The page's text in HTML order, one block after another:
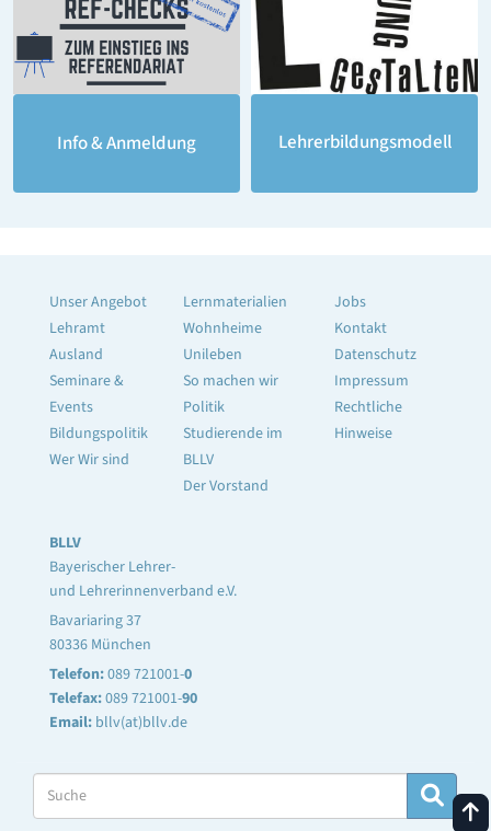
Info & Anmeldung Lehrerbildungsmodell
Unser Angebot
Lehramt
Ausland
Seminare &
Events
Bildungspolitik
Wer Wir sind
Lernmaterialien
Wohnheime
Unileben
So machen wir
Politik
Studierende im
BLLV
Der Vorstand
Jobs
Kontakt
Datenschutz
Impressum
Rechtliche
Hinweise
BLLV
Bayerischer Lehrer-
und Lehrerinnenverband e.V.
Bavariaring 37
80336 München
Telefon:089 721001-0
Telefax:089 721001-90
Email: bllv(at)bllv.de